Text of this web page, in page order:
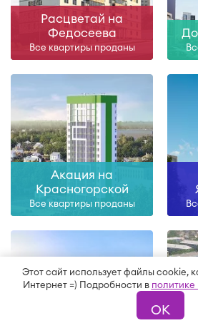
Этот сайт использует файлы cookie,
Интернет =) Подробности в
ОК
Расцветай на
Федосеева
Все квартиры проданы
Акация на
Красногорской
Все квартиры проданы